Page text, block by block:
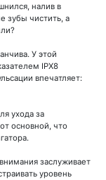
налив в
зубы чистить, а
У этой
IPX8
впечатляет:
ухода за
основной, что
заслуживает
уровень